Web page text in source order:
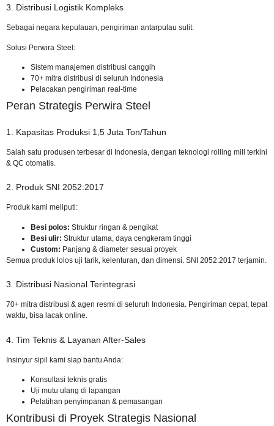
3. Distribusi Logistik Kompleks
Sebagai negara kepulauan, pengiriman antarpulau sulit.
Solusi Perwira Steel:
Sistem manajemen distribusi canggih
70+ mitra distribusi di seluruh Indonesia
Pelacakan pengiriman real-time
Peran Strategis Perwira Steel
1. Kapasitas Produksi 1,5 Juta Ton/Tahun
Salah satu produsen terbesar di Indonesia, dengan teknologi rolling mill terkini
& QC otomatis.
2. Produk SNI 2052:2017
Produk kami meliputi:
Besi polos: Struktur ringan & pengikat
Besi ulir: Struktur utama, daya cengkeram tinggi
Custom: Panjang & diameter sesuai proyek
Semua produk lolos uji tarik, kelenturan, dan dimensi. SNI 2052:2017 terjamin.
3. Distribusi Nasional Terintegrasi
70+ mitra distribusi & agen resmi di seluruh Indonesia. Pengiriman cepat, tepat
waktu, bisa lacak online.
4. Tim Teknis & Layanan After-Sales
Insinyur sipil kami siap bantu Anda:
Konsultasi teknis gratis
Uji mutu ulang di lapangan
Pelatihan penyimpanan & pemasangan
Kontribusi di Proyek Strategis Nasional